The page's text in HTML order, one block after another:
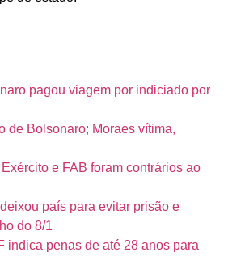
pagou viagem por indiciado por
de Bolsonaro; Moraes vítima,
e FAB foram contrários ao
país para evitar prisão e
do 8/1
indica penas de até 28 anos para